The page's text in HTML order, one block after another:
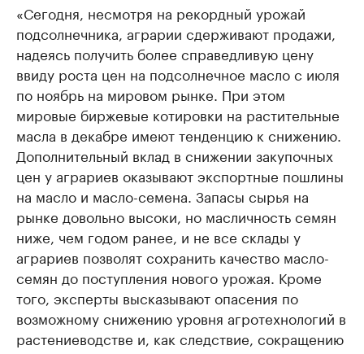
«Сегодня, несмотря на рекордный урожай
подсолнечника, аграрии сдерживают продажи,
надеясь получить более справедливую цену
ввиду роста цен на подсолнечное масло с июля
по ноябрь на мировом рынке. При этом
мировые биржевые котировки на растительные
масла в декабре имеют тенденцию к снижению.
Дополнительный вклад в снижении закупочных
цен у аграриев оказывают экспортные пошлины
на масло и масло-семена. Запасы сырья на
рынке довольно высоки, но масличность семян
ниже, чем годом ранее, и не все склады у
аграриев позволят сохранить качество масло-
семян до поступления нового урожая. Кроме
того, эксперты высказывают опасения по
возможному снижению уровня агротехнологий в
растениеводстве и, как следствие, сокращению